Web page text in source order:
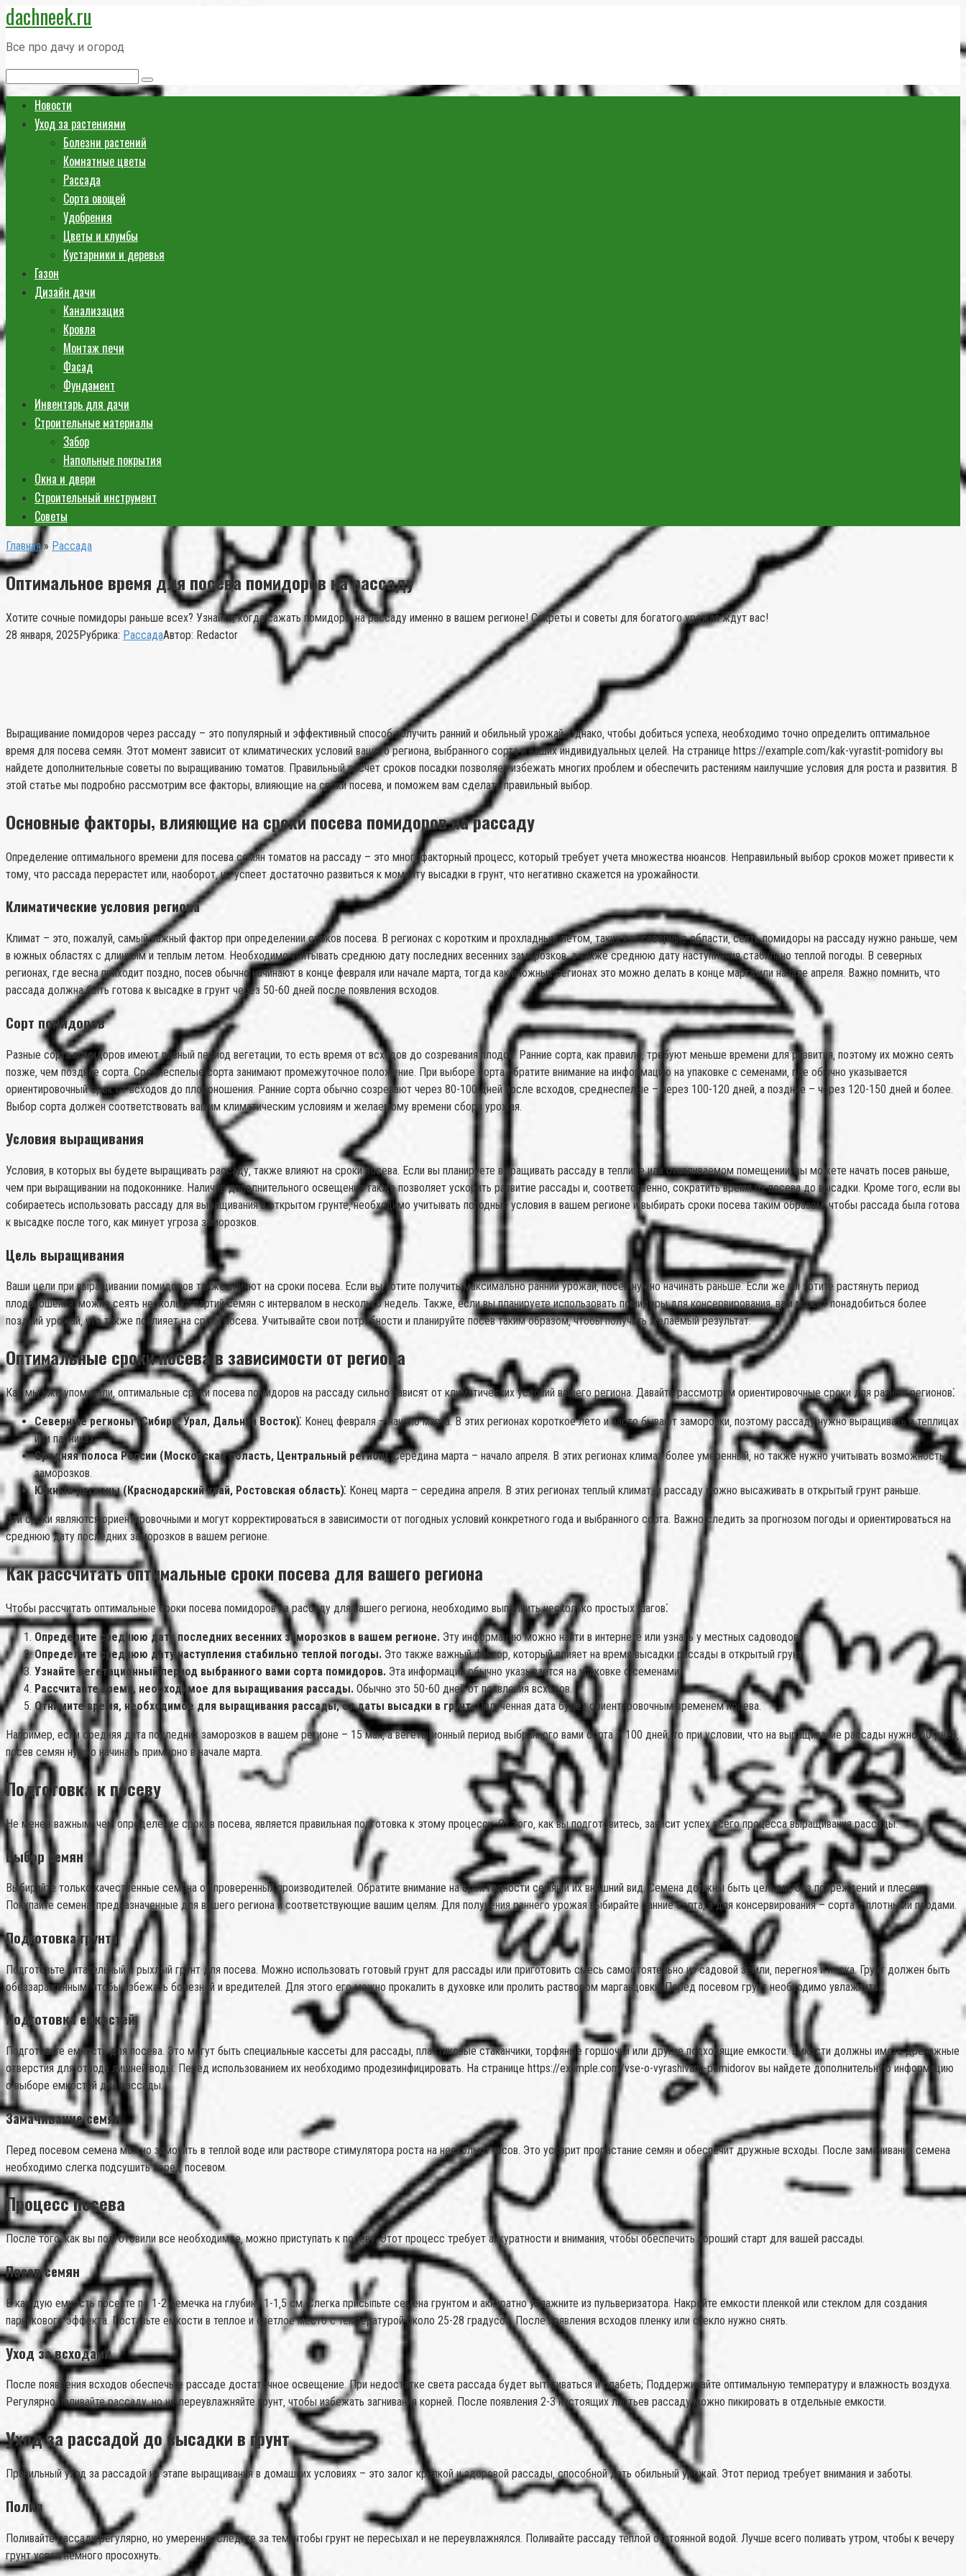
Перейти
к
контенту
dachneek.ru
Все про дачу и огород
Новости
Уход за растениями
Болезни растений
Комнатные цветы
Рассада
Сорта овощей
Удобрения
Цветы и клумбы
Кустарники и деревья
Газон
Дизайн дачи
Канализация
Кровля
Монтаж печи
Фасад
Фундамент
Инвентарь для дачи
Строительные материалы
Забор
Напольные покрытия
Окна и двери
Строительный инструмент
Советы
Главная » Рассада
Оптимальное время для посева помидоров на рассаду
Хотите сочные помидоры раньше всех? Узнайте, когда сажать помидоры на рассаду именно в вашем регионе! Секреты и советы для богатого урожая ждут вас!
28 января, 2025Рубрика: РассадаАвтор: Redactor
Выращивание помидоров через рассаду – это популярный и эффективный способ получить ранний и обильный урожай. Однако‚ чтобы добиться успеха‚ необходимо точно определить оптимальное
время для посева семян. Этот момент зависит от климатических условий вашего региона‚ выбранного сорта и ваших индивидуальных целей. На странице https://example.com/kak-vyrastit-pomidory вы
найдете дополнительные советы по выращиванию томатов. Правильный расчет сроков посадки позволяет избежать многих проблем и обеспечить растениям наилучшие условия для роста и развития. В
этой статье мы подробно рассмотрим все факторы‚ влияющие на сроки посева‚ и поможем вам сделать правильный выбор.
Основные факторы‚ влияющие на сроки посева помидоров на рассаду
Определение оптимального времени для посева семян томатов на рассаду – это многофакторный процесс‚ который требует учета множества нюансов. Неправильный выбор сроков может привести к
тому‚ что рассада перерастет или‚ наоборот‚ не успеет достаточно развиться к моменту высадки в грунт‚ что негативно скажется на урожайности.
Климатические условия региона
Климат – это‚ пожалуй‚ самый важный фактор при определении сроков посева. В регионах с коротким и прохладным летом‚ таких как северные области‚ сеять помидоры на рассаду нужно раньше‚ чем
в южных областях с длинным и теплым летом. Необходимо учитывать среднюю дату последних весенних заморозков‚ а также среднюю дату наступления стабильно теплой погоды. В северных
регионах‚ где весна приходит поздно‚ посев обычно начинают в конце февраля или начале марта‚ тогда как в южных регионах это можно делать в конце марта или начале апреля. Важно помнить‚ что
рассада должна быть готова к высадке в грунт через 50-60 дней после появления всходов.
Сорт помидоров
Разные сорта помидоров имеют разный период вегетации‚ то есть время от всходов до созревания плодов. Ранние сорта‚ как правило‚ требуют меньше времени для развития‚ поэтому их можно сеять
позже‚ чем поздние сорта. Среднеспелые сорта занимают промежуточное положение. При выборе сорта обратите внимание на информацию на упаковке с семенами‚ где обычно указывается
ориентировочный срок от всходов до плодоношения. Ранние сорта обычно созревают через 80-100 дней после всходов‚ среднеспелые – через 100-120 дней‚ а поздние – через 120-150 дней и более.
Выбор сорта должен соответствовать вашим климатическим условиям и желаемому времени сбора урожая.
Условия выращивания
Условия‚ в которых вы будете выращивать рассаду‚ также влияют на сроки посева. Если вы планируете выращивать рассаду в теплице или отапливаемом помещении‚ вы можете начать посев раньше‚
чем при выращивании на подоконнике. Наличие дополнительного освещения также позволяет ускорить развитие рассады и‚ соответственно‚ сократить время от посева до высадки. Кроме того‚ если вы
собираетесь использовать рассаду для выращивания в открытом грунте‚ необходимо учитывать погодные условия в вашем регионе и выбирать сроки посева таким образом‚ чтобы рассада была готова
к высадке после того‚ как минует угроза заморозков.
Цель выращивания
Ваши цели при выращивании помидоров также влияют на сроки посева. Если вы хотите получить максимально ранний урожай‚ посев нужно начинать раньше. Если же вы хотите растянуть период
плодоношения‚ можно сеять несколько партий семян с интервалом в несколько недель. Также‚ если вы планируете использовать помидоры для консервирования‚ вам может понадобиться более
поздний урожай‚ что также повлияет на сроки посева. Учитывайте свои потребности и планируйте посев таким образом‚ чтобы получить желаемый результат.
Оптимальные сроки посева в зависимости от региона
Как мы уже упоминали‚ оптимальные сроки посева помидоров на рассаду сильно зависят от климатических условий вашего региона. Давайте рассмотрим ориентировочные сроки для разных регионов⁚
Северные регионы (Сибирь‚ Урал‚ Дальний Восток)⁚ Конец февраля – начало марта. В этих регионах короткое лето и часто бывают заморозки‚ поэтому рассаду нужно выращивать в теплицах
или парниках.
Средняя полоса России (Московская область‚ Центральный регион)⁚Середина марта – начало апреля. В этих регионах климат более умеренный‚ но также нужно учитывать возможность
заморозков.
Южные регионы (Краснодарский край‚ Ростовская область)⁚ Конец марта – середина апреля. В этих регионах теплый климат‚ и рассаду можно высаживать в открытый грунт раньше.
Эти сроки являются ориентировочными и могут корректироваться в зависимости от погодных условий конкретного года и выбранного сорта. Важно следить за прогнозом погоды и ориентироваться на
среднюю дату последних заморозков в вашем регионе.
Как рассчитать оптимальные сроки посева для вашего региона
Чтобы рассчитать оптимальные сроки посева помидоров на рассаду для вашего региона‚ необходимо выполнить несколько простых шагов⁚
Определите среднюю дату последних весенних заморозков в вашем регионе. Эту информацию можно найти в интернете или узнать у местных садоводов.
Определите среднюю дату наступления стабильно теплой погоды. Это также важный фактор‚ который влияет на время высадки рассады в открытый грунт.
Узнайте вегетационный период выбранного вами сорта помидоров. Эта информация обычно указывается на упаковке с семенами.
Рассчитайте время‚ необходимое для выращивания рассады. Обычно это 50-60 дней от появления всходов.
Отнимите время‚ необходимое для выращивания рассады‚ от даты высадки в грунт.Полученная дата будет ориентировочным временем посева.
Например‚ если средняя дата последних заморозков в вашем регионе – 15 мая‚ а вегетационный период выбранного вами сорта – 100 дней‚ то при условии‚ что на выращивание рассады нужно 60 дней‚
посев семян нужно начинать примерно в начале марта.
Подготовка к посеву
Не менее важным‚ чем определение сроков посева‚ является правильная подготовка к этому процессу. От того‚ как вы подготовитесь‚ зависит успех всего процесса выращивания рассады.
Выбор семян
Выбирайте только качественные семена от проверенных производителей. Обратите внимание на срок годности семян и их внешний вид. Семена должны быть целыми‚ без повреждений и плесени.
Покупайте семена‚ предназначенные для вашего региона и соответствующие вашим целям. Для получения раннего урожая выбирайте ранние сорта‚ а для консервирования – сорта с плотными плодами.
Подготовка грунта
Подготовьте питательный и рыхлый грунт для посева. Можно использовать готовый грунт для рассады или приготовить смесь самостоятельно из садовой земли‚ перегноя и песка. Грунт должен быть
обеззараженным‚ чтобы избежать болезней и вредителей. Для этого его можно прокалить в духовке или пролить раствором марганцовки. Перед посевом грунт необходимо увлажнить.
Подготовка емкостей
Подготовьте емкости для посева. Это могут быть специальные кассеты для рассады‚ пластиковые стаканчики‚ торфяные горшочки или другие подходящие емкости. Емкости должны иметь дренажные
отверстия для отвода лишней воды. Перед использованием их необходимо продезинфицировать. На странице https://example.com/vse-o-vyrashivanii-pomidorov вы найдете дополнительную информацию
о выборе емкостей для рассады.
Замачивание семян
Перед посевом семена можно замочить в теплой воде или растворе стимулятора роста на несколько часов. Это ускорит прорастание семян и обеспечит дружные всходы. После замачивания семена
необходимо слегка подсушить перед посевом.
Процесс посева
После того‚ как вы подготовили все необходимое‚ можно приступать к посеву. Этот процесс требует аккуратности и внимания‚ чтобы обеспечить хороший старт для вашей рассады.
Посев семян
В каждую емкость посейте по 1-2 семечка на глубину 1-1‚5 см. Слегка присыпьте семена грунтом и аккуратно увлажните из пульверизатора. Накройте емкости пленкой или стеклом для создания
парникового эффекта. Поставьте емкости в теплое и светлое место с температурой около 25-28 градусов. После появления всходов пленку или стекло нужно снять.
Уход за всходами
После появления всходов обеспечьте рассаде достаточное освещение. При недостатке света рассада будет вытягиваться и слабеть; Поддерживайте оптимальную температуру и влажность воздуха.
Регулярно поливайте рассаду‚ но не переувлажняйте грунт‚ чтобы избежать загнивания корней. После появления 2-3 настоящих листьев рассаду можно пикировать в отдельные емкости.
Уход за рассадой до высадки в грунт
Правильный уход за рассадой на этапе выращивания в домашних условиях – это залог крепкой и здоровой рассады‚ способной дать обильный урожай. Этот период требует внимания и заботы.
Полив
Поливайте рассаду регулярно‚ но умеренно. Следите за тем‚ чтобы грунт не пересыхал и не переувлажнялся. Поливайте рассаду теплой отстоянной водой. Лучше всего поливать утром‚ чтобы к вечеру
грунт успел немного просохнуть.